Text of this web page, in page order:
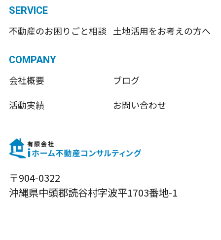
〒904-0322
沖縄県中頭郡読谷村字波平1703番地-1
SERVICE
不動産のお困りごと相談 土地活用をお考えの方へ
COMPANY
会社概要
ブログ
活動実績
お問い合わせ